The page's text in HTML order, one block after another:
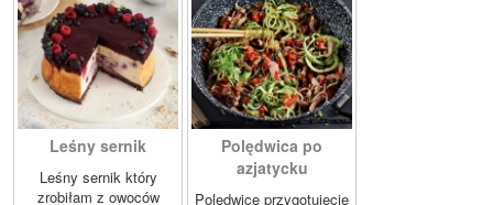
Leśny sernik
Leśny sernik który
zrobiłam z owoców
Polędwica po
azjatycku
Polędwicę przygotujecie